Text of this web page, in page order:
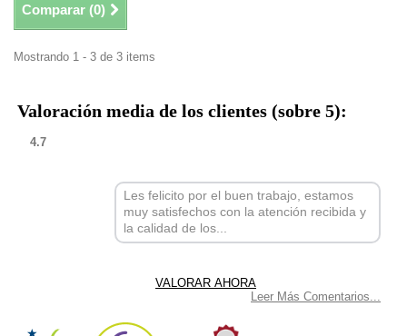
Comparar (0)
Mostrando 1 - 3 de 3 items
Valoración media de los clientes (sobre 5):
4.7
Les felicito por el buen trabajo, estamos
muy satisfechos con la atención recibida y
la calidad de los...
Leer Más Comentarios...